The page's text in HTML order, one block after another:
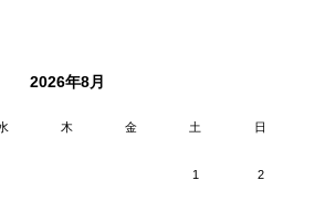
2026年8月
木 金 土 日
1 2